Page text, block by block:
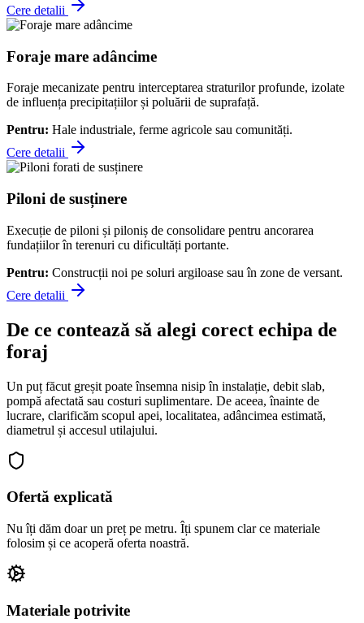
Cere detalii
Foraje mare adâncime
Foraje mecanizate pentru interceptarea straturilor profunde, izolate
de influența precipitațiilor și poluării de suprafață.
Pentru: Hale industriale, ferme agricole sau comunități.
Cere detalii
Piloni de susținere
Execuție de piloni și piloniș de consolidare pentru ancorarea
fundațiilor în terenuri cu dificultăți portante.
Pentru: Construcții noi pe soluri argiloase sau în zone de versant.
Cere detalii
De ce contează să alegi corect echipa de
foraj
Un puț făcut greșit poate însemna nisip în instalație, debit slab,
pompă afectată sau costuri suplimentare. De aceea, înainte de
lucrare, clarificăm scopul apei, localitatea, adâncimea estimată,
diametrul și accesul utilajului.
Ofertă explicată
Nu îți dăm doar un preț pe metru. Îți spunem clar ce materiale
folosim și ce acoperă oferta noastră.
Materiale potrivite